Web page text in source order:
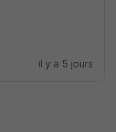
il y a 5 jours